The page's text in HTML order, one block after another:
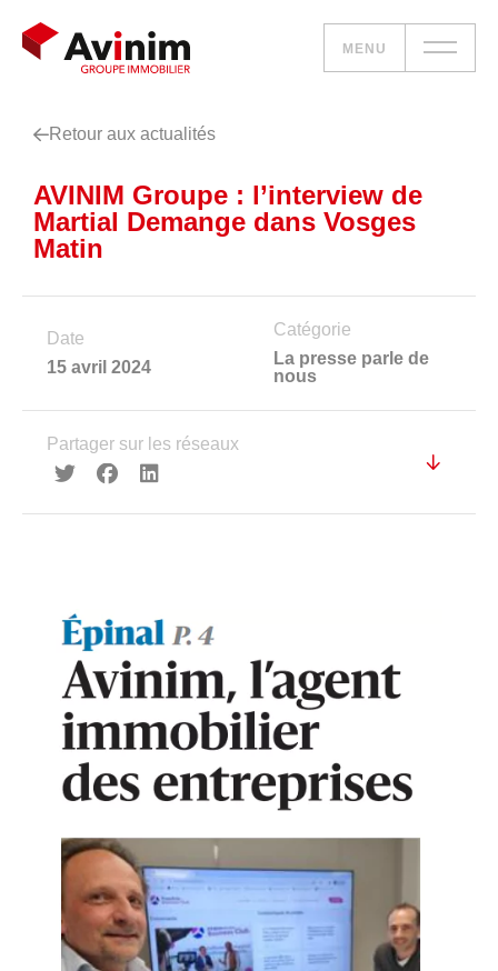
MENU
Vos besoins
Nos solutions
Le groupe
Réalisations
Nous rejoindre
Accueil
Actualités
Découvrir Avinim
Ensemble en confiance
Retour aux actualités
AVINIM Groupe : l’interview de
Martial Demange dans Vosges
Matin
Date
15 avril 2024
Catégorie
La presse parle de
nous
Partager sur les réseaux